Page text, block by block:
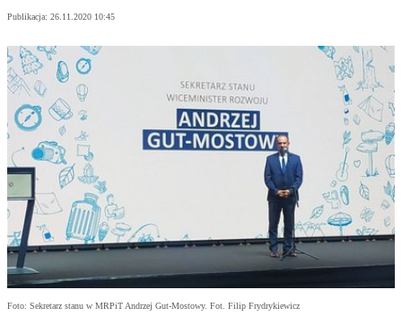
Publikacja: 26.11.2020 10:45
Foto: Sekretarz stanu w MRPiT Andrzej Gut-Mostowy. Fot. Filip Frydrykiewicz